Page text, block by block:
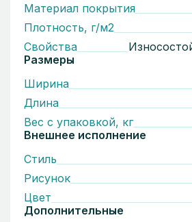
Материал покрытия
Плотность, г/м2
Свойства
Размеры
Ширина
Длина
Вес с упаковкой, кг
Внешнее исполнение
Стиль
Рисунок
Цвет
Дополнительные